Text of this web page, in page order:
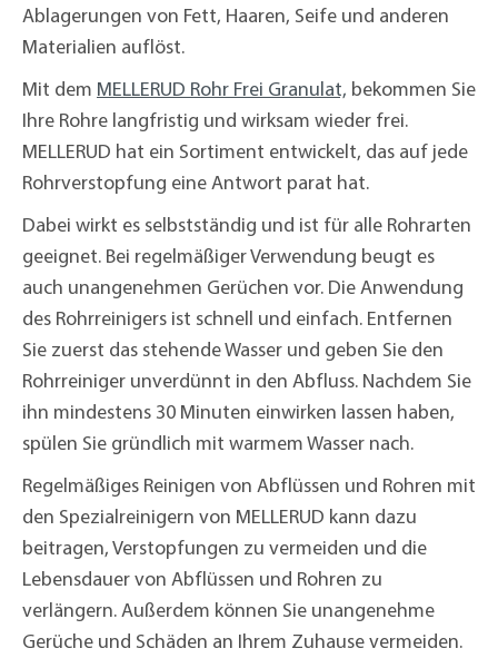
Ablagerungen von Fett, Haaren, Seife und anderen
Materialien auflöst.
Mit dem MELLERUD Rohr Frei Granulat, bekommen Sie
Ihre Rohre langfristig und wirksam wieder frei.
MELLERUD hat ein Sortiment entwickelt, das auf jede
Rohrverstopfung eine Antwort parat hat.
Dabei wirkt es selbstständig und ist für alle Rohrarten
geeignet. Bei regelmäßiger Verwendung beugt es
auch unangenehmen Gerüchen vor. Die Anwendung
des Rohrreinigers ist schnell und einfach. Entfernen
Sie zuerst das stehende Wasser und geben Sie den
Rohrreiniger unverdünnt in den Abfluss. Nachdem Sie
ihn mindestens 30 Minuten einwirken lassen haben,
spülen Sie gründlich mit warmem Wasser nach.
Regelmäßiges Reinigen von Abflüssen und Rohren mit
den Spezialreinigern von MELLERUD kann dazu
beitragen, Verstopfungen zu vermeiden und die
Lebensdauer von Abflüssen und Rohren zu
verlängern. Außerdem können Sie unangenehme
Gerüche und Schäden an Ihrem Zuhause vermeiden.